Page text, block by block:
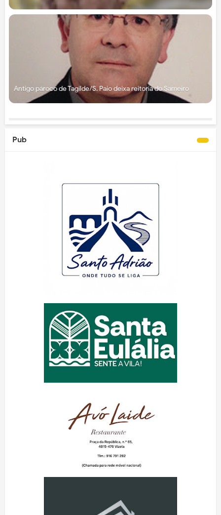
Antigo pároco de Tagilde/S. Paio deixa reitoria do Sameiro
Pub